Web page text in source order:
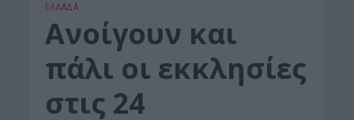
ΕΛΛΑΔΑ
Ανοίγουν και
πάλι οι εκκλησίες
στις 24